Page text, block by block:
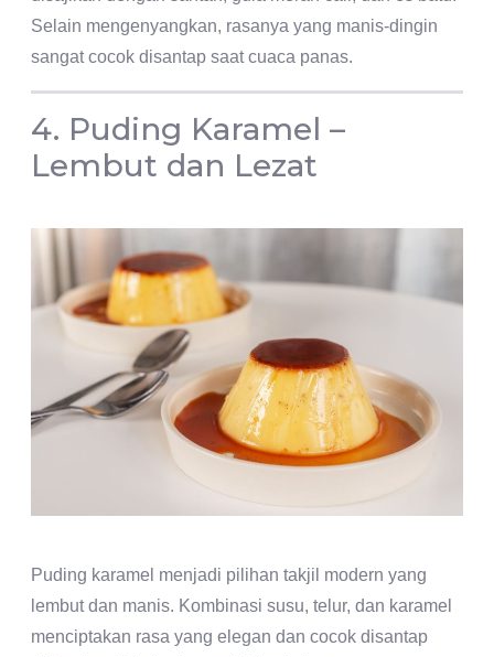
Selain mengenyangkan, rasanya yang manis-dingin
sangat cocok disantap saat cuaca panas.
4. Puding Karamel –
Lembut dan Lezat
Puding karamel menjadi pilihan takjil modern yang
lembut dan manis. Kombinasi susu, telur, dan karamel
menciptakan rasa yang elegan dan cocok disantap